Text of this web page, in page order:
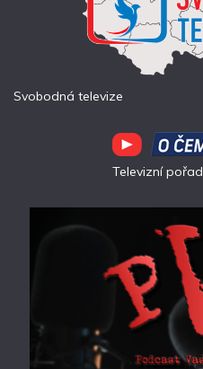
Svobodná televize
Televizní pořad